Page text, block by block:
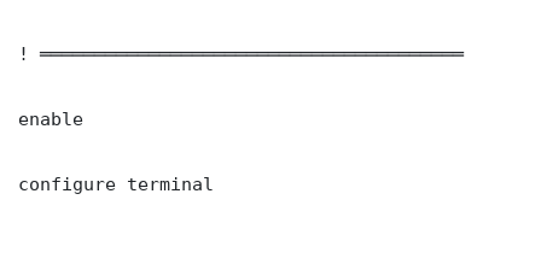
! ═══════════════════════════════════════
enable
configure terminal